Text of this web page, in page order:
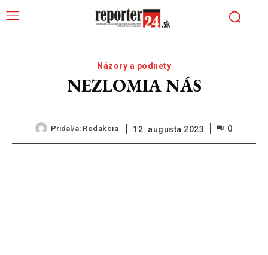
Názory a podnety
NEZLOMIA NÁS
Pridal/a: Redakcia 12. augusta 2023 0